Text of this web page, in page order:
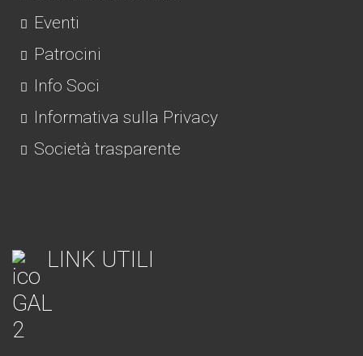
Eventi
Patrocini
Info Soci
Informativa sulla Privacy
Società trasparente
LINK UTILI